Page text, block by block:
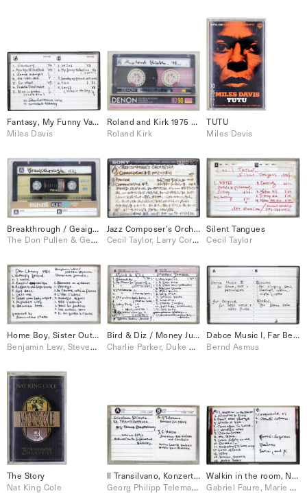
Fantasy, My Funny Valentine, etc.
Miles Davis
Roland and Kirk 1975 / Natural Black Inventions
Roland Kirk
TUTU
Miles Davis
Breakthrough / Geaige Adams Live 1987,1989
The Don Pullen & George Adams Qurtet
Jazz Composer’s Orchestra / Communication #11
Cecil Taylor, Larry Coryell, Pharpah Sanders
Silent Tangues
Cecil Taylor
Home Boy, Sister Out / Douzieme Journee
Benjamin Lew, Steven Brown, Don Cherry
Bird & Diz / Money Jungle
Charlie Parker, Duke Ellington
Dabce Music I, Far Beyond, etc.
Bernd Asmus
The Story
Nat King Cole
Il Transilvano, Konzert fur Oboe, Sonata fur Violine und Cembalo
Georg Philipp Telemann, Girolamo Diruta, J.S.Bach
Walkin in the room, Needles & Pins, Requiem, etc
Gabriel Faure, Marie Claude